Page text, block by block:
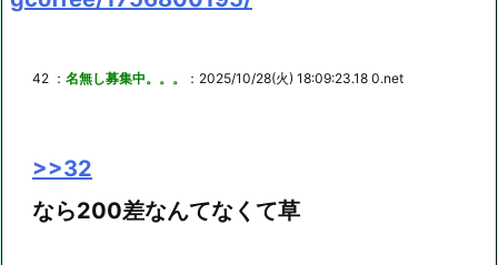
42 ： 名無し募集中。。。 ：2025/10/28(火) 18:09:23.18 0.net
>>32
なら200差なんてなくて草